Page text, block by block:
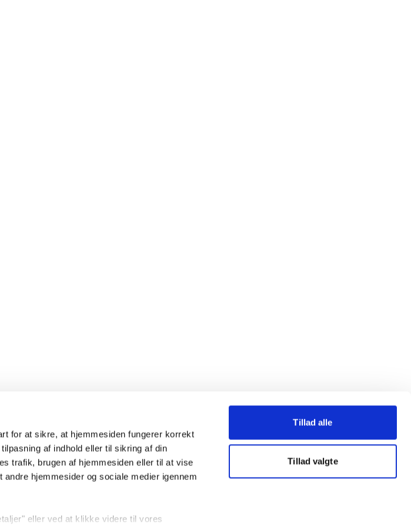
for at sikre, at hjemmesiden fungerer korrekt
af indhold eller til sikring af din
trafik, brugen af hjemmesiden eller til at vise
hjemmesider og sociale medier igennem
eller ved at klikke videre til vores
Tillad alle
Tillad valgte